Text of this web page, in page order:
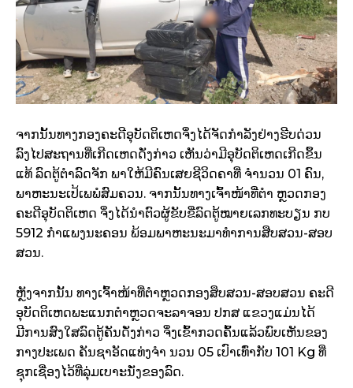
ຈາກນັ້ນທາງກອງຄະດີອຸບັດຕິເຫດຈຶ່ງໄດ້ຈັດກຳລັງຢ່າງຮີບດ່ວນ
ລົງໄປສະຖານທີ່ເກີດເຫດດັ່ງກ່າວ ເຫັນວ່າມີອຸບັດຕິເຫດເກີດຂຶ້ນ
ແທ້ ລົດຕູ້ຕຳລົດຈັກ ພາໃຫ້ມີຄົນເສຍຊີວິດຄາທີ່ ຈຳນວນ 01 ຄົນ,
ພາຫະນະເປ້ເພພໍສົມຄວນ. ຈາກນັ້ນທາງເຈົ້າໜ້າທີ່ຕຳ ຫຼວດກອງ
ຄະດີອຸບັດຕິເຫດ ຈິ່ງໄດ້ນຳຕົວຜູ້ຂັບຂີ່ລົດຕູ້ໝາຍເລກທະບຽນ ກບ
5912 ກຳແພງນະຄອນ ພ້ອມພາຫະນະມາທຳການສືບສວນ-ສອບ
ສວນ.
ຫຼັງຈາກນັ້ນ ທາງເຈົ້າໜ້າທີ່ຕຳຫຼວດກອງສຶບສວນ-ສອບສວນ ຄະດີ
ອຸບັດຕິເຫດພະແນກຕຳຫຼວດຈະລາຈອນ ປກສ ແຂວງແມ່ນໄດ້
ມີການສົງໃສລົດຕູ້ຄັນດັ່ງກ່າວ ຈຶ່ງເຂົ້າກວດຄົ້ນແລ້ວພົບເຫັນຂອງ
ກາງປະເພດ ຄັນຊາອັດແທ່ງຈຳ ນວນ 05 ເປົາເທົ່າກັບ 101 Kg ທີ່
ຊຸກເຊື່ອງໄວ້ທີ່ລຸ່ມເບາະນັ່ງຂອງລົດ.